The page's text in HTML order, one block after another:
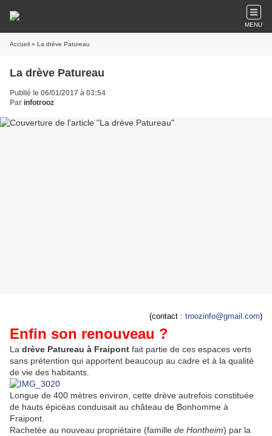
MENU
Accueil » La drève Patureau
La drève Patureau
Publié le 06/01/2017 à 03:54
Par infotrooz
(contact : troozinfo@gmail.com)
Enfin son renouveau ?
La drève Patureau à Fraipont fait partie de ces espaces verts
sans prétention qui apportent beaucoup au cadre et à la qualité
de vie des habitants.
Longue de 400 mètres environ, cette drève autrefois constituée
de hauts épicéas conduisait au château de Bonhomme à
Fraipont.
Rachetée au nouveau propriétaire (famille de Hontheim) par la